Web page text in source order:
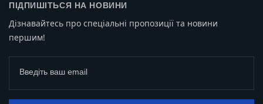
ПІДПИШІТЬСЯ НА НОВИНИ
Дізнавайтесь про спеціальні пропозиції та новини
першим!
Введіть ваш email